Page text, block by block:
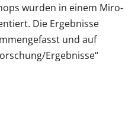
wurden in einem Miro-
Die Ergebnisse
und auf
Ergebnisse“